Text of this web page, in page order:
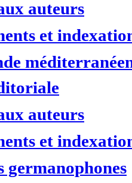
auteurs
et
auteurs
et
germanophones